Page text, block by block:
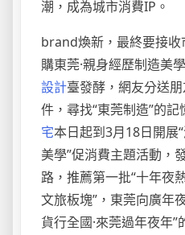
潮，成為城市消費IP。
brand煥新，最終要接收
購東莞·親身經歷制造美
設計臺發酵，網友分送
件，尋找“東莞制造”的
宅本日起到3月18日開展
美學”促消費主題活動，
路，推薦第一批“十年夜
文旅板塊”，東莞向廣年
貨行全國·來莞過年夜年